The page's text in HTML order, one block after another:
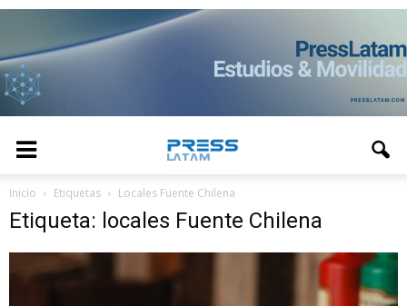
Inicio Etiquetas Locales Fuente Chilena
Etiqueta: locales Fuente Chilena